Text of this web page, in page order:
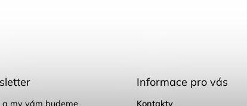
a my vám budeme
Informace pro vás
Kontakty